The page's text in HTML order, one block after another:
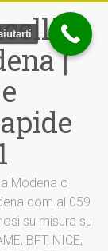
|
Modena o
al 059
su misura su
BFT, NICE,